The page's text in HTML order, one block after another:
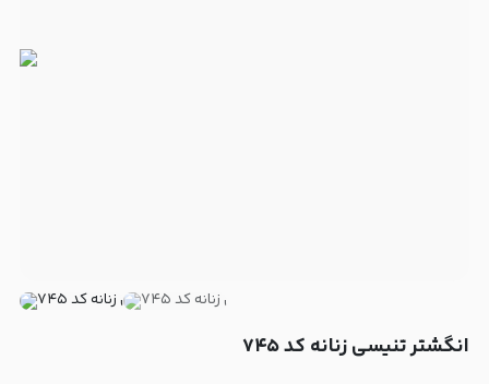
انگشتر تنیسی زنانه کد ۷۴۵